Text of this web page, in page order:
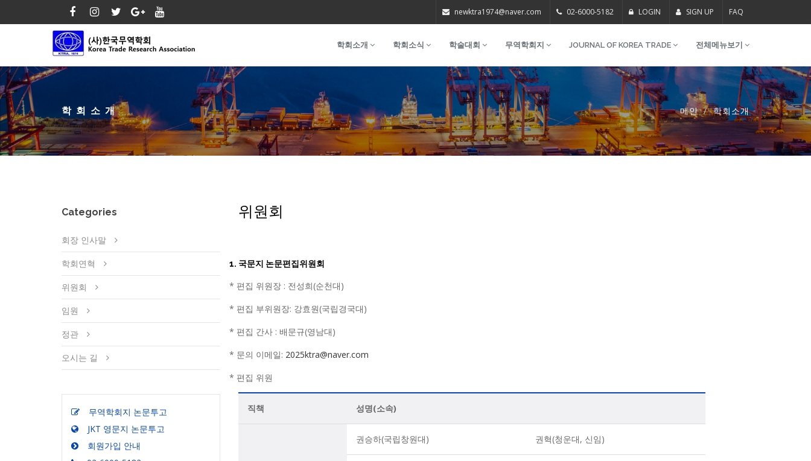
newktra1974@naver.com 02-6000-5182 LOGIN SIGN UP FAQ
학회소개 학회소식 학술대회 무역학회지 JOURNAL OF KOREA TRADE 전체메뉴보기
학회소개 메인 학회소개
Categories
회장 인사말
학회연혁
위원회
임원
정관
오시는 길
무역학회지 논문투고
JKT 영문지 논문투고
회원가입 안내
위원회
1. 국문지 논문편집위원회
* 편집 위원장 : 전성희(순천대)
* 편집 부위원장: 강효원(국립경국대)
* 편집 간사 : 배문규(영남대)
* 문의 이메일: 2025ktra@naver.com
* 편집 위원
직책 성명(소속)
권승하(국립창원대) 권혁(청운대, 신임)